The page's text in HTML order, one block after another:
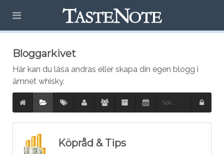
Bloggarkivet
Här kan du läsa andras eller skapa din egen blogg i
ämnet whisky.
Köpråd & Tips